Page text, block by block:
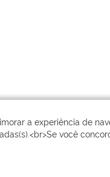
a experiência de
você